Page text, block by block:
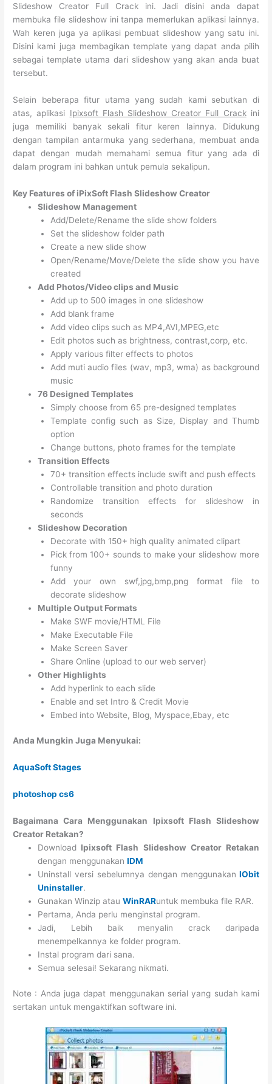
Slideshow Creator Full Crack ini. Jadi disini anda dapat
membuka file slideshow ini tanpa memerlukan aplikasi lainnya.
Wah keren juga ya aplikasi pembuat slideshow yang satu ini.
Disini kami juga membagikan template yang dapat anda pilih
sebagai template utama dari slideshow yang akan anda buat
tersebut.
Selain beberapa fitur utama yang sudah kami sebutkan di
atas, aplikasi Ipixsoft Flash Slideshow Creator Full Crackini
juga memiliki banyak sekali fitur keren lainnya. Didukung
dengan tampilan antarmuka yang sederhana, membuat anda
dapat dengan mudah memahami semua fitur yang ada di
dalam program ini bahkan untuk pemula sekalipun.
Key Features of iPixSoft Flash Slideshow Creator
Slideshow Management
Add/Delete/Rename the slide show folders
Set the slideshow folder path
Create a new slide show
Open/Rename/Move/Delete the slide show you have
created
Add Photos/Video clips and Music
Add up to 500 images in one slideshow
Add blank frame
Add video clips such as MP4,AVI,MPEG,etc
Edit photos such as brightness, contrast,corp, etc.
Apply various filter effects to photos
Add muti audio files (wav, mp3, wma) as background
music
76 Designed Templates
Simply choose from 65 pre-designed templates
Template config such as Size, Display and Thumb
option
Change buttons, photo frames for the template
Transition Effects
70+ transition effects include swift and push effects
Controllable transition and photo duration
Randomize transition effects for slideshow in
seconds
Slideshow Decoration
Decorate with 150+ high quality animated clipart
Pick from 100+ sounds to make your slideshow more
funny
Add your own swf,jpg,bmp,png format file to
decorate slideshow
Multiple Output Formats
Make SWF movie/HTML File
Make Executable File
Make Screen Saver
Share Online (upload to our web server)
Other Highlights
Add hyperlink to each slide
Enable and set Intro & Credit Movie
Embed into Website, Blog, Myspace,Ebay, etc
Anda Mungkin Juga Menyukai:
AquaSoft Stages
photoshop cs6
Bagaimana Cara Menggunakan Ipixsoft Flash Slideshow
Creator Retakan?
Download Ipixsoft Flash Slideshow Creator Retakan
dengan menggunakanIDM
Uninstall versi sebelumnya dengan menggunakan IObit
Uninstaller.
Gunakan Winzip atauWinRARuntuk membuka file RAR.
Pertama, Anda perlu menginstal program.
Jadi, Lebih baik menyalin crack daripada
menempelkannya ke folder program.
Instal program dari sana.
Semua selesai! Sekarang nikmati.
Note : Anda juga dapat menggunakan serial yang sudah kami
sertakan untuk mengaktifkan software ini.